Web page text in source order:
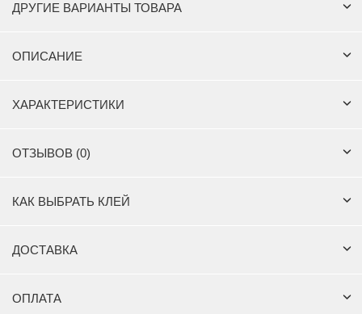
ДРУГИЕ ВАРИАНТЫ ТОВАРА
ОПИСАНИЕ
ХАРАКТЕРИСТИКИ
ОТЗЫВОВ (0)
КАК ВЫБРАТЬ КЛЕЙ
ДОСТАВКА
ОПЛАТА